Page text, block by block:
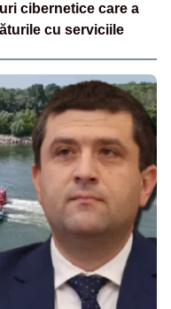
cibernetice care a
cu serviciile